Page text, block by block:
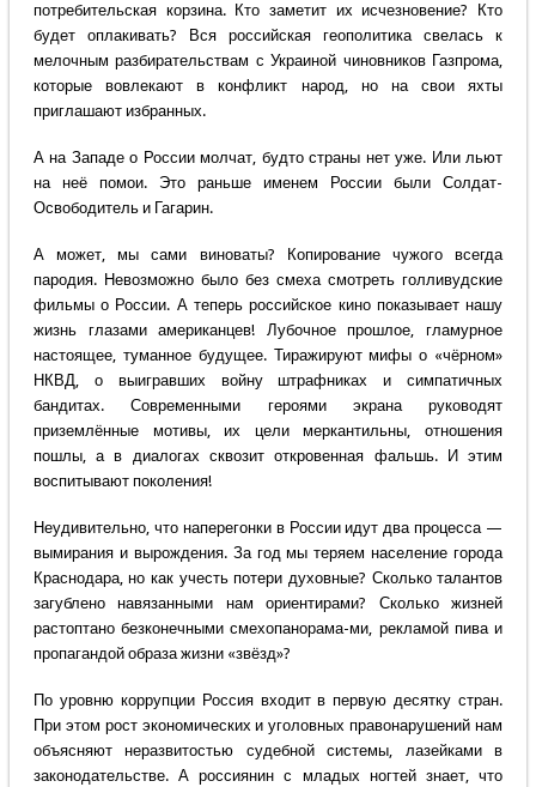
потребительская корзина. Кто заметит их исчезновение? Кто
будет оплакивать? Вся российская геополитика свелась к
мелочным разбирательствам с Украиной чиновников Газпрома,
которые вовлекают в конфликт народ, но на свои яхты
приглашают избранных.
А на Западе о России молчат, будто страны нет уже. Или льют
на неё помои. Это раньше именем России были Солдат-
Освободитель и Гагарин.
А может, мы сами виноваты? Копирование чужого всегда
пародия. Невозможно было без смеха смотреть голливудские
фильмы о России. А теперь российское кино показывает нашу
жизнь глазами американцев! Лубочное прошлое, гламурное
настоящее, туманное будущее. Тиражируют мифы о «чёрном»
НКВД, о выигравших войну штрафниках и симпатичных
бандитах. Современными героями экрана руководят
приземлённые мотивы, их цели меркантильны, отношения
пошлы, а в диалогах сквозит откровенная фальшь. И этим
воспитывают поколения!
Неудивительно, что наперегонки в России идут два процесса —
вымирания и вырождения. За год мы теряем население города
Краснодара, но как учесть потери духовные? Сколько талантов
загублено навязанными нам ориентирами? Сколько жизней
растоптано безконечными смехопанорама-ми, рекламой пива и
пропагандой образа жизни «звёзд»?
По уровню коррупции Россия входит в первую десятку стран.
При этом рост экономических и уголовных правонарушений нам
объясняют неразвитостью судебной системы, лазейками в
законодательстве. А россиянин с младых ногтей знает, что